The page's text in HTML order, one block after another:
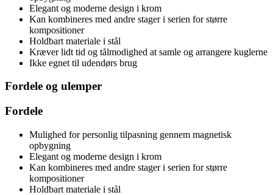
Elegant og moderne design i krom
Kan kombineres med andre stager i serien for større
kompositioner
Holdbart materiale i stål
Kræver lidt tid og tålmodighed at samle og arrangere kuglerne
Ikke egnet til udendørs brug
Fordele og ulemper
Fordele
Mulighed for personlig tilpasning gennem magnetisk
opbygning
Elegant og moderne design i krom
Kan kombineres med andre stager i serien for større
kompositioner
Holdbart materiale i stål